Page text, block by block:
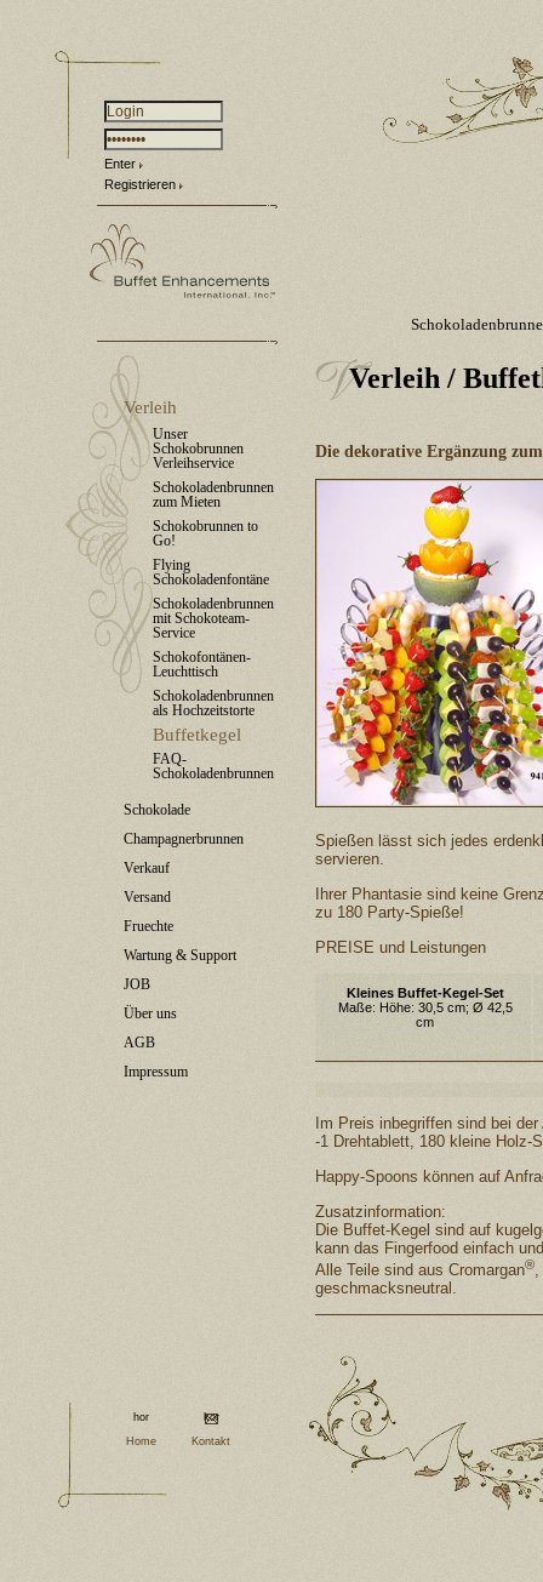
Enter
Registrieren
Verleih
Unser
Schokobrunnen
Verleihservice
Schokoladenbrunnen
zum Mieten
Schokobrunnen to
Go!
Flying
Schokoladenfontäne
Schokoladenbrunnen
mit Schokoteam-
Service
Schokofontänen-
Leuchttisch
Schokoladenbrunnen
als Hochzeitstorte
Buffetkegel
FAQ-
Schokoladenbrunnen
Schokolade
Champagnerbrunnen
Verkauf
Versand
Fruechte
Wartung & Support
JOB
Über uns
AGB
Impressum
Verleih /
Die dekorative Ergänzung
Spießen lässt sich jedes
servieren.
Ihrer Phantasie sind keine
zu 180 Party-Spieße!
PREISE und Leistungen
Kleines Buffet-Kegel-Set
Maße: Höhe: 30,5 cm; Ø 42,5
cm
Im Preis inbegriffen sind bei
-1 Drehtablett, 180 kleine Holz-
Happy-Spoons können auf
Zusatzinformation:
Die Buffet-Kegel sind auf
kann das Fingerfood einfach
Alle Teile sind aus Cromargan®,
geschmacksneutral.
Home Kontakt